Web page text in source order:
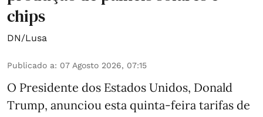
chips
DN/Lusa
Publicado a: 07 Agosto 2026, 07:15
O Presidente dos Estados Unidos, Donald
Trump, anunciou esta quinta-feira tarifas de